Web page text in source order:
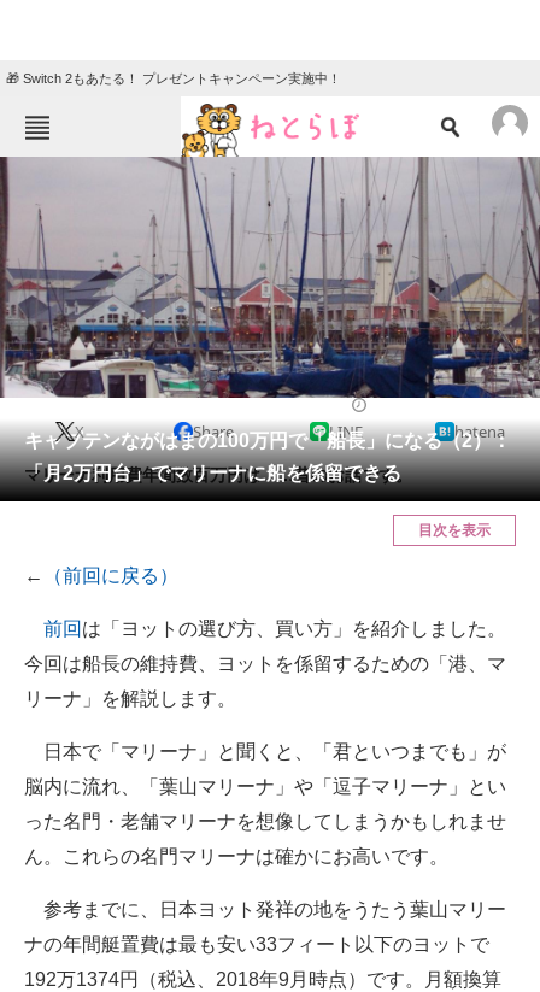
🎁 Switch 2もあたる！ プレゼントキャンペーン実施中！
ねとらぼメニュー
ニュース
エンタメ クイズ
グルメ 地域
住まい 教育・育児
動物 リサーチ
会員記事
メディア
ITの今と未来を見通す
スマホと通信の最新トレンド
進化するPCとデバイスの未来
好きが集まる 比べて選べる
ビジネスと働き方のヒント
AI活用のいまが分かる
企業ITのトレンドを詳説
経営リーダーのコミュニティ
キャプテンながはまの100万円で「船長」になる（2）：
「月2万円台」でマリーナに船を係留できる
X Share LINE hatena
マリーナ利用費年間数百万円は……昔のお話です。
目次を表示
← （前回に戻る）
前回 は「ヨットの選び方、買い方」を紹介しました。
今回は船長の維持費、ヨットを係留するための「港、マ
リーナ」を解説します。
日本で「マリーナ」と聞くと、「君といつまでも」が
脳内に流れ、「葉山マリーナ」や「逗子マリーナ」とい
った名門・老舗マリーナを想像してしまうかもしれませ
ん。これらの名門マリーナは確かにお高いです。
参考までに、日本ヨット発祥の地をうたう葉山マリー
ナの年間艇置費は最も安い33フィート以下のヨットで
192万1374円（税込、2018年9月時点）です。月額換算